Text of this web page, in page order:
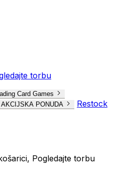
torbu
Card Games
AKCIJSKA PONUDA Restock
Pogledajte torbu